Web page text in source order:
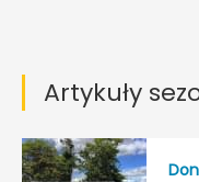
Artykuły